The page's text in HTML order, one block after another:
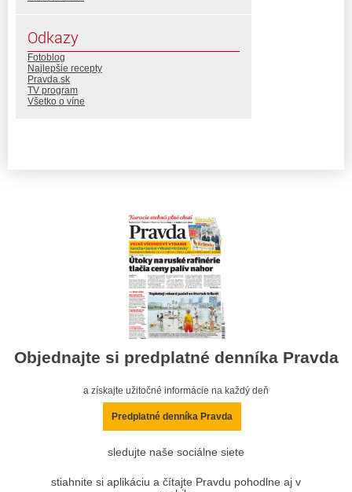
Odkazy
Fotoblog
Najlepšie recepty
Pravda.sk
TV program
Všetko o víne
Objednajte si predplatné denníka Pravda
a získajte užitočné informácie na každý deň
Predplatné denníka Pravda
sledujte naše sociálne siete
stiahnite si aplikáciu a čítajte Pravdu pohodlne aj v